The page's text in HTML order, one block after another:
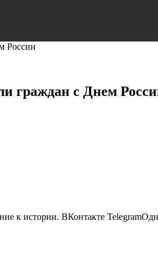
России
граждан с Днем
к истории. ВКонтакте